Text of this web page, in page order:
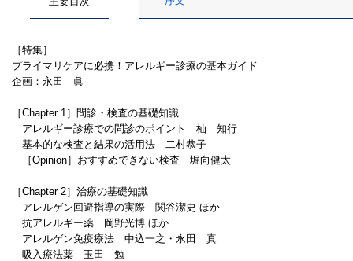
［特集］
プライマリケアに必携！アレルギー診療の基本ガイド
企画：永田 眞
［Chapter 1］問診・検査の基礎知識
アレルギー診療での問診のポイント 杣 知行
基本的な検査と結果の活用法 二村恭子
［Opinion］おすすめできない検査 堀向健太
［Chapter 2］治療の基礎知識
アレルゲン回避指導の実際 関谷潔史 ほか
抗アレルギー薬 岡野光博 ほか
アレルゲン免疫療法 中込一之・永田 真
吸入療法薬 玉田 勉